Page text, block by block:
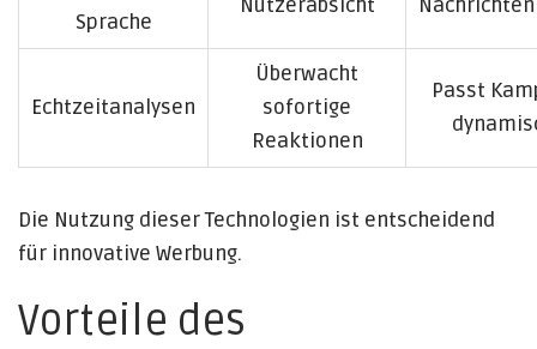
Sprache
Nutzerabsicht
Echtzeitanalysen
Überwacht
sofortige
Reaktionen
Passt
Die Nutzung dieser Technologien ist entscheidend
für innovative Werbung.
Vorteile des